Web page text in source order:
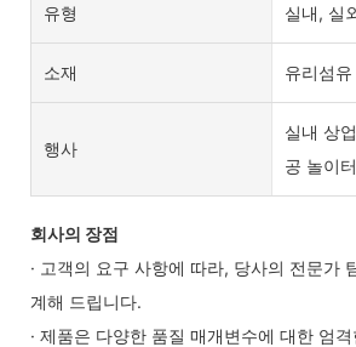
유형 실내, 실
소재 유리섬유
행사
실내 상
공 놀이터
회사의 장점
· 고객의 요구 사항에 따라, 당사의 전문가
계해 드립니다.
· 제품은 다양한 품질 매개변수에 대한 엄